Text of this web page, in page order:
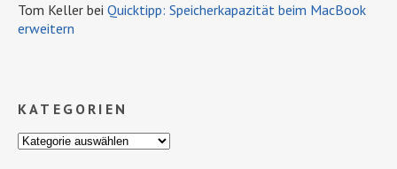
Tom Keller bei Quicktipp: Speicherkapazität beim MacBook
erweitern
KATEGORIEN